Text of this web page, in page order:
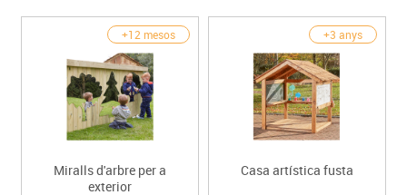
+12 mesos
Miralls d'arbre per a
exterior
+3 anys
Casa artística fusta